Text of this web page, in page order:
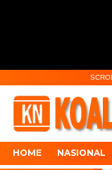
HOME NASIONAL